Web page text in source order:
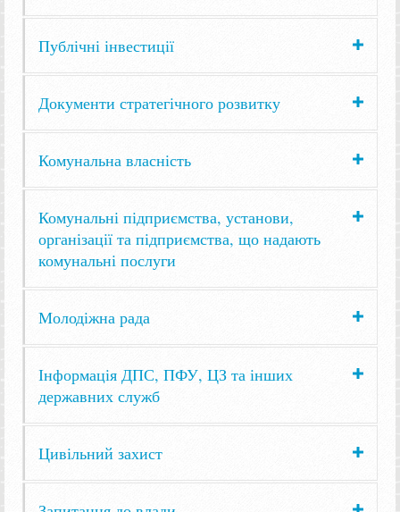
Публічні інвестиції
Документи стратегічного розвитку
Комунальна власність
Комунальні підприємства, установи,
організації та підприємства, що надають
комунальні послуги
Молодіжна рада
Інформація ДПС, ПФУ, ЦЗ та інших
державних служб
Цивільний захист